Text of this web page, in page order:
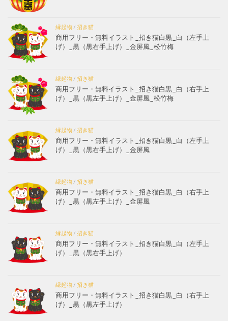
縁起物/ 招き猫
商用フリー・無料イラスト_招き猫白黒_白（左手上
げ）_黒（黒右手上げ）_金屏風_松竹梅
縁起物/ 招き猫
商用フリー・無料イラスト_招き猫白黒_白（右手上
げ）_黒（黒左手上げ）_金屏風_松竹梅
縁起物/ 招き猫
商用フリー・無料イラスト_招き猫白黒_白（左手上
げ）_黒（黒右手上げ）_金屏風
縁起物/ 招き猫
商用フリー・無料イラスト_招き猫白黒_白（右手上
げ）_黒（黒左手上げ）_金屏風
縁起物/ 招き猫
商用フリー・無料イラスト_招き猫白黒_白（左手上
げ）_黒（黒右手上げ）
縁起物/ 招き猫
商用フリー・無料イラスト_招き猫白黒_白（右手上
げ）_黒（黒左手上げ）